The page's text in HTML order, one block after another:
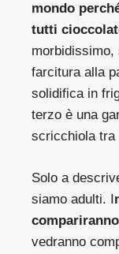
mondo
tutti
farcitura alla
solidifica in
terzo è una
scricchiola tra
Solo a
siamo adulti. I
vedranno